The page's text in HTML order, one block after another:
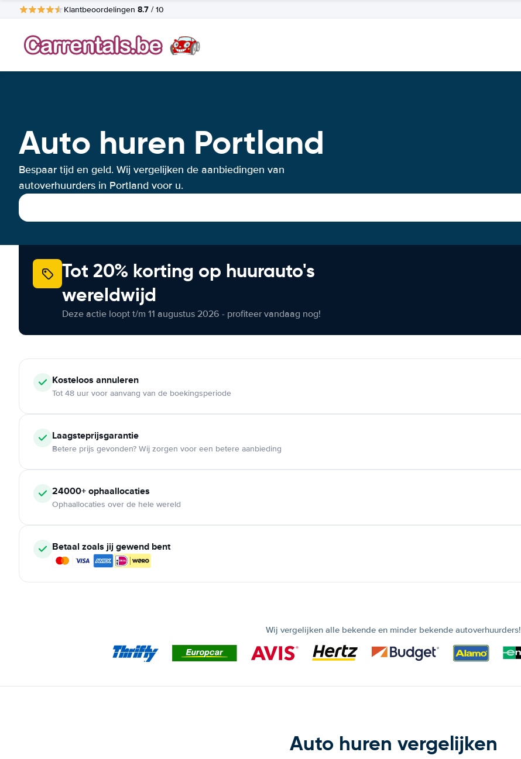
Klantbeoordelingen 8.7 / 10
Auto huren Portland
Bespaar tijd en geld. Wij vergelijken de aanbiedingen van
autoverhuurders in Portland voor u.
Tot 20% korting op huurauto's
wereldwijd
Deze actie loopt t/m 11 augustus 2026 - profiteer vandaag nog!
Kosteloos annuleren
Tot 48 uur voor aanvang van de boekingsperiode
Laagsteprijsgarantie
Betere prijs gevonden? Wij zorgen voor een betere aanbieding
24000+ophaallocaties
Ophaallocaties over de hele wereld
Betaal zoals jij gewend bent
Wij vergelijken alle bekende en minder bekende autoverhuurders!
Auto huren vergelijken